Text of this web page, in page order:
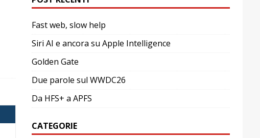
Fast web, slow help
Siri AI e ancora su Apple Intelligence
Golden Gate
Due parole sul WWDC26
Da HFS+ a APFS
CATEGORIE